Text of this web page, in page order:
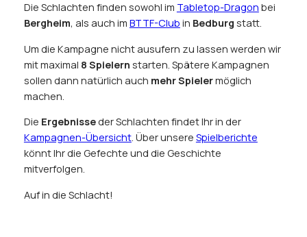
Die Schlachten finden sowohl im Tabletop-Dragon bei
Bergheim, als auch im BTTF-Club in Bedburg statt.
Um die Kampagne nicht ausufern zu lassen werden wir
mit maximal 8 Spielern starten. Spätere Kampagnen
sollen dann natürlich auch mehr Spielermöglich
machen.
Die Ergebnisseder Schlachten findet Ihr in der
Kampagnen-Übersicht. Über unsere Spielberichte
könnt Ihr die Gefechte und die Geschichte
mitverfolgen.
Auf in die Schlacht!